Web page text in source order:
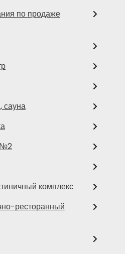
по продаже
сауна
№2
комплекс
ресторанный